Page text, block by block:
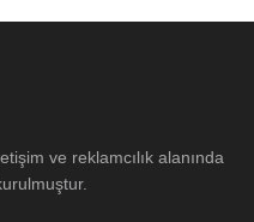
ve reklamcılık alanında